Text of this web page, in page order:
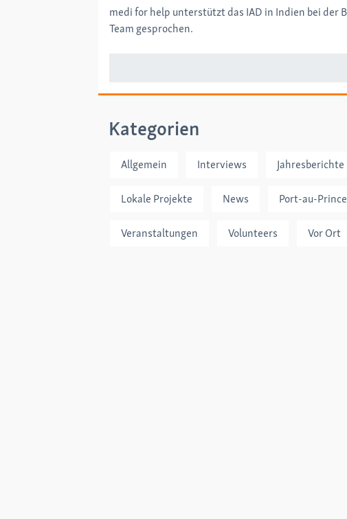
medi for help unterstützt das IAD in Indien bei
Team gesprochen.
Kategorien
Allgemein Interviews Jahresberichte
Lokale Projekte News Port-au-Prince
Veranstaltungen Volunteers Vor Ort